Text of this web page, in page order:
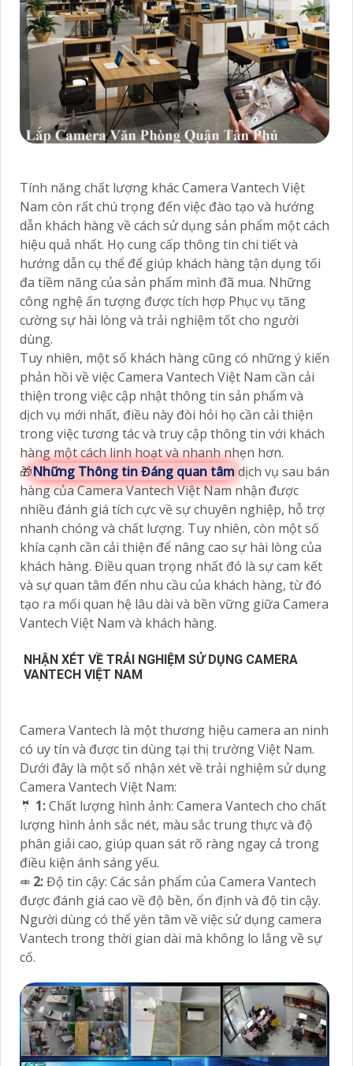
Tính năng chất lượng khác Camera Vantech Việt
Nam còn rất chú trọng đến việc đào tạo và hướng
dẫn khách hàng về cách sử dụng sản phẩm một cách
hiệu quả nhất. Họ cung cấp thông tin chi tiết và
hướng dẫn cụ thể để giúp khách hàng tận dụng tối
đa tiềm năng của sản phẩm mình đã mua. Những
công nghệ ấn tượng được tích hợp Phục vụ tăng
cường sự hài lòng và trải nghiệm tốt cho người
dùng.
Tuy nhiên, một số khách hàng cũng có những ý kiến
phản hồi về việc Camera Vantech Việt Nam cần cải
thiện trong việc cập nhật thông tin sản phẩm và
dịch vụ mới nhất, điều này đòi hỏi họ cần cải thiện
trong việc tương tác và truy cập thông tin với khách
hàng một cách linh hoạt và nhanh nhẹn hơn.
🎁Những Thông tin Đáng quan tâm dịch vụ sau bán
hàng của Camera Vantech Việt Nam nhận được
nhiều đánh giá tích cực về sự chuyên nghiệp, hỗ trợ
nhanh chóng và chất lượng. Tuy nhiên, còn một số
khía cạnh cần cải thiện để nâng cao sự hài lòng của
khách hàng. Điều quan trọng nhất đó là sự cam kết
và sự quan tâm đến nhu cầu của khách hàng, từ đó
tạo ra mối quan hệ lâu dài và bền vững giữa Camera
Vantech Việt Nam và khách hàng.
NHẬN XÉT VỀ TRẢI NGHIỆM SỬ DỤNG CAMERA
VANTECH VIỆT NAM
Camera Vantech là một thương hiệu camera an ninh
có uy tín và được tin dùng tại thị trường Việt Nam.
Dưới đây là một số nhận xét về trải nghiệm sử dụng
Camera Vantech Việt Nam:
🤵 1:Chất lượng hình ảnh: Camera Vantech cho chất
lượng hình ảnh sắc nét, màu sắc trung thực và độ
phân giải cao, giúp quan sát rõ ràng ngay cả trong
điều kiện ánh sáng yếu.
⤂ 2:Độ tin cậy: Các sản phẩm của Camera Vantech
được đánh giá cao về độ bền, ổn định và độ tin cậy.
Người dùng có thể yên tâm về việc sử dụng camera
Vantech trong thời gian dài mà không lo lắng về sự
cố.